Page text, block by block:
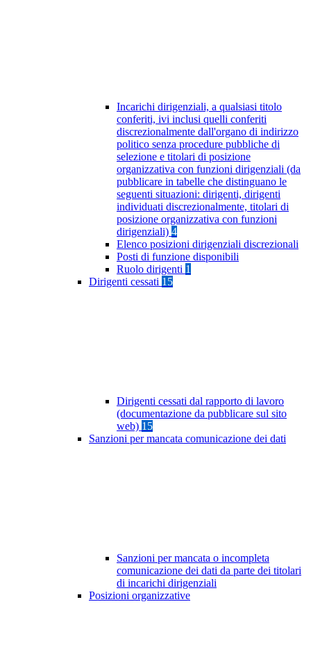
Incarichi dirigenziali, a qualsiasi titolo
conferiti, ivi inclusi quelli conferiti
discrezionalmente dall'organo di indirizzo
politico senza procedure pubbliche di
selezione e titolari di posizione
organizzativa con funzioni dirigenziali (da
pubblicare in tabelle che distinguano le
seguenti situazioni: dirigenti, dirigenti
individuati discrezionalmente, titolari di
posizione organizzativa con funzioni
dirigenziali) 4
Elenco posizioni dirigenziali discrezionali
Posti di funzione disponibili
Ruolo dirigenti 1
Dirigenti cessati 15
Dirigenti cessati dal rapporto di lavoro
(documentazione da pubblicare sul sito
web) 15
Sanzioni per mancata comunicazione dei dati
Sanzioni per mancata o incompleta
comunicazione dei dati da parte dei titolari
di incarichi dirigenziali
Posizioni organizzative